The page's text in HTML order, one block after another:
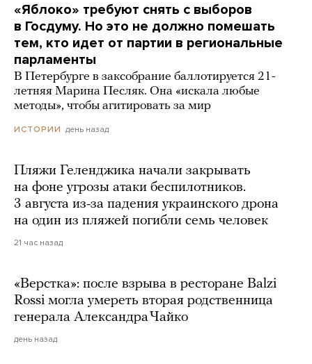
«Яблоко» требуют снять с выборов
в Госдуму. Но это не должно помешать
тем, кто идет от партии в региональные
парламенты
В Петербурге в заксобрание баллотируется 21-
летняя Марина Песляк. Она «искала любые
методы», чтобы агитировать за мир
ИСТОРИИ день назад
Пляжи Геленджика начали закрывать
на фоне угрозы атаки беспилотников.
3 августа из-за падения украинского дрона
на один из пляжей погибли семь человек
21 час назад
«Верстка»: после взрыва в ресторане Balzi
Rossi могла умереть вторая родственница
генерала Александра Чайко
день назад